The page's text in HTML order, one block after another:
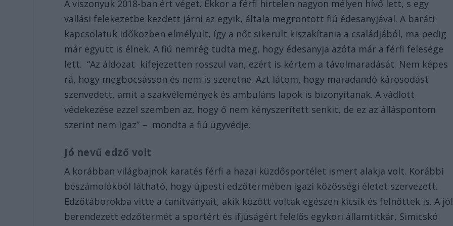
A viszonyuk 2018-ban ért véget. Ekkor a férfi hirtelen nagyon mélyen hívő lett, s egy
vallási felekezetbe kezdett járni az egyik, általa megrontott fiú édesanyjával. A baráti
kapcsolatuk időközben elmélyült, így a nőt sikerült kiszakítania a családjából, ma pedig
már együtt is élnek. A fiú nemrég tudta meg, hogy édesanyja azóta már a férfi felesége
lett. “Az áldozat kifejezetten rosszul van, ezért is kértem a távolmaradását. Nem képes
rá, hogy megbocsásson és nem is szeretne. Azt látom, hogy maradandó károsodást
szenvedett, amit a szakvélemények és ambuláns lapok is bizonyítanak. A vádlott
védekezése ezzel szemben az, hogy ő nem kényszerített senkit, de ez az álláspontom
szerint nem igaz” – mondta a fiú ügyvédje.
Jó nevű edző volt
A korábban világbajnok karatés férfi a hazai küzdősportélet ismert alakja volt. Korábbi
beszámolókból látható, hogy újpesti edzőtermében igazi közösségi életet szervezett.
Edzőtáborokba vitte a tanítványait, akik között voltak egészen kicsik és felnőttek is. A jól
berendezett edzőtermét a sportért és ifjúságért felelős egykori államtitkár, Simicskó